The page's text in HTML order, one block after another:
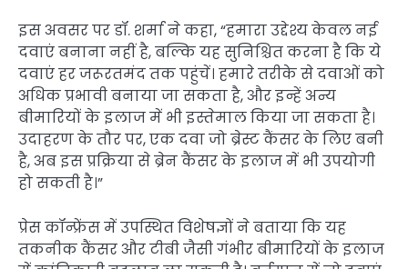
इस अवसर पर डॉ. शर्मा ने कहा, “हमारा उद्देश्य केवल नई
दवाएं बनाना नहीं है, बल्कि यह सुनिश्चित करना है कि ये
दवाएं हर जरूरतमंद तक पहुंचें। हमारे तरीके से दवाओं को
अधिक प्रभावी बनाया जा सकता है, और इन्हें अन्य
बीमारियों के इलाज में भी इस्तेमाल किया जा सकता है।
उदाहरण के तौर पर, एक दवा जो ब्रेस्ट कैंसर के लिए बनी
है, अब इस प्रक्रिया से ब्रेन कैंसर के इलाज में भी उपयोगी
हो सकती है।”
प्रेस कॉन्फ्रेंस में उपस्थित विशेषज्ञों ने बताया कि यह
तकनीक कैंसर और टीबी जैसी गंभीर बीमारियों के इलाज